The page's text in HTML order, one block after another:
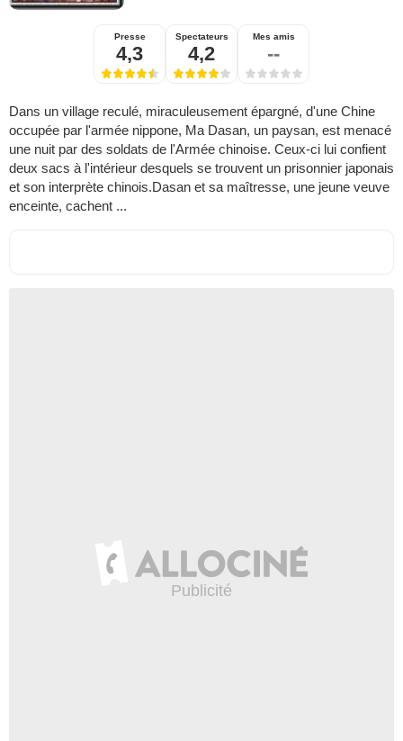
Presse
4,3
Spectateurs
4,2
Mes amis
--
Dans un village reculé, miraculeusement épargné, d'une Chine
occupée par l'armée nippone, Ma Dasan, un paysan, est menacé
une nuit par des soldats de l'Armée chinoise. Ceux-ci lui confient
deux sacs à l'intérieur desquels se trouvent un prisonnier japonais
et son interprète chinois.Dasan et sa maîtresse, une jeune veuve
enceinte, cachent ...